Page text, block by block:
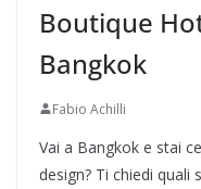
Boutique
Bangkok
Fabio Achilli
Vai a Bangkok e stai
design? Ti chiedi